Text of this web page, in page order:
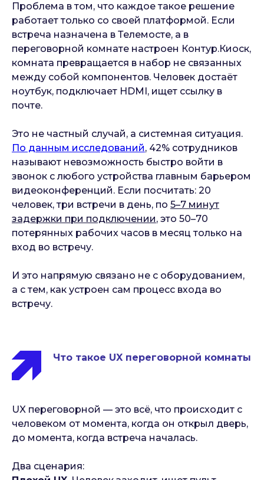
Проблема в том, что каждое такое решение
работает только со своей платформой. Если
встреча назначена в Телемосте, а в
переговорной комнате настроен Контур.Киоск,
комната превращается в набор не связанных
между собой компонентов. Человек достаёт
ноутбук, подключает HDMI, ищет ссылку в
почте.
Это не частный случай, а системная ситуация.
По данным исследований, 42% сотрудников
называют невозможность быстро войти в
звонок с любого устройства главным барьером
видеоконференций. Если посчитать: 20
человек, три встречи в день, по 5–7 минут
задержки при подключении, это 50–70
потерянных рабочих часов в месяц только на
вход во встречу.
И это напрямую связано не с оборудованием,
а с тем, как устроен сам процесс входа во
встречу.
Что такое UX переговорной комнаты
UX переговорной — это всё, что происходит с
человеком от момента, когда он открыл дверь,
до момента, когда встреча началась.
Два сценария: